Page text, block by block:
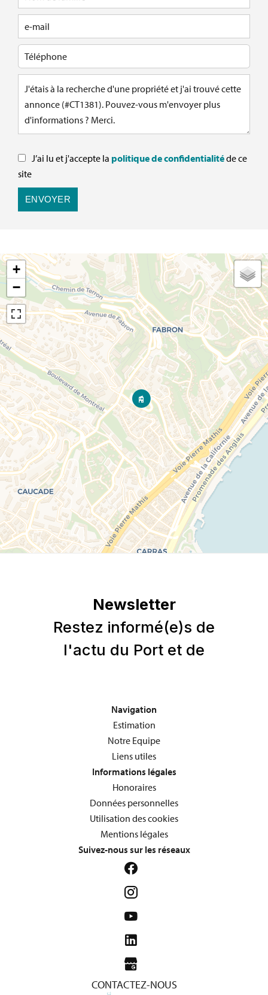
J’ai lu et j'accepte la politique de confidentialitéde ce
site
ENVOYER
+
−
Navigation
Estimation
Notre Equipe
Liens utiles
Informations légales
Honoraires
Données personnelles
Utilisation des cookies
Mentions légales
Suivez-nous sur les réseaux
CONTACTEZ-NOUS